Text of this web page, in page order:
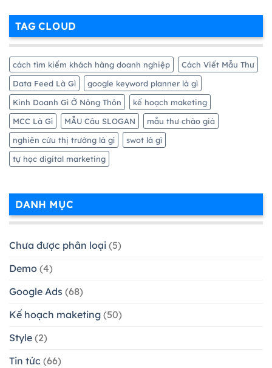
TAG CLOUD
cách tìm kiếm khách hàng doanh nghiệp
Cách Viết Mẫu Thư
Data Feed Là Gì
google keyword planner là gì
Kinh Doanh Gì Ở Nông Thôn
kế hoạch maketing
MCC Là Gì
MẪU Câu SLOGAN
mẫu thư chào giá
nghiên cứu thị trường là gì
swot là gì
tự học digital marketing
DANH MỤC
Chưa được phân loại (5)
Demo (4)
Google Ads (68)
Kế hoạch maketing (50)
Style (2)
Tin tức (66)